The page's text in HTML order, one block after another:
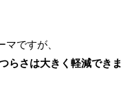
ですが、
らさは大きく軽減できま